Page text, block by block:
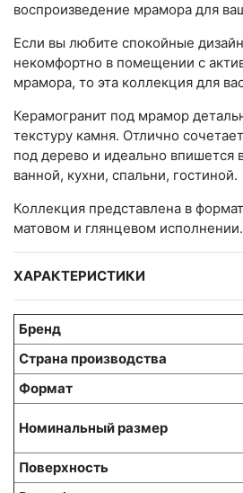
воспроизведение мрамора для
Если вы любите спокойные
некомфортно в помещении с
мрамора, то эта коллекция для
Керамогранит под мрамор
текстуру камня. Отлично
под дерево и идеально впишется
ванной, кухни, спальни, гостиной.
Коллекция представлена в
матовом и глянцевом исполнении.
ХАРАКТЕРИСТИКИ
Бренд
Страна производства
Формат
Номинальный размер
Поверхность